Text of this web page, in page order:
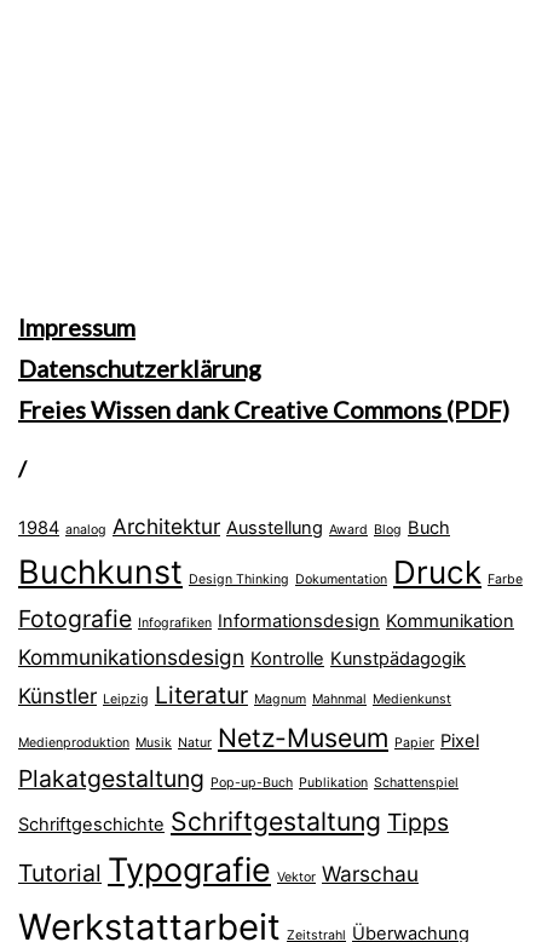
Impressum
Datenschutzerklärung
Freies Wissen dank Creative Commons (PDF)
/
1984 analog Architektur Ausstellung Award Blog Buch
Buchkunst Design Thinking Dokumentation Druck Farbe
Fotografie Infografiken Informationsdesign Kommunikation
Kommunikationsdesign Kontrolle Kunstpädagogik
Künstler Leipzig Literatur Magnum Mahnmal Medienkunst
Medienproduktion Musik Natur Netz-Museum Papier Pixel
Plakatgestaltung Pop-up-Buch Publikation Schattenspiel
Schriftgeschichte Schriftgestaltung Tipps
Tutorial Typografie Vektor Warschau
Werkstattarbeit Zeitstrahl Überwachung